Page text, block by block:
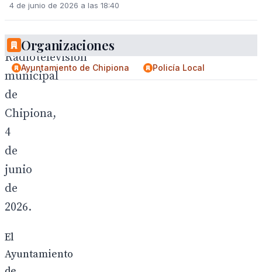
4 de junio de 2026 a las 18:40
Radiotelevisión
municipal
de
Chipiona,
4
de
junio
de
2026.
El
Ayuntamiento
Organizaciones
Ayuntamiento de Chipiona Policía Local